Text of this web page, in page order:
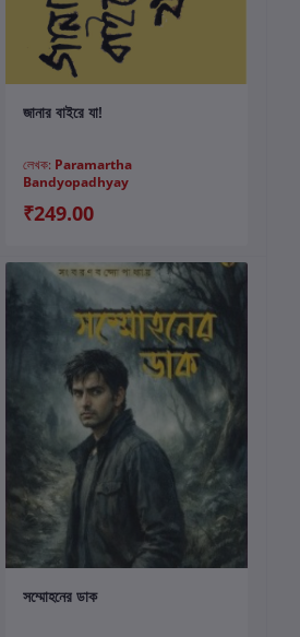
কার্টে যোগ করুন
জানার বাইরে যা!
লেখক: Paramartha
Bandyopadhyay
₹249.00
কার্টে যোগ করুন
সম্মোহনের ডাক